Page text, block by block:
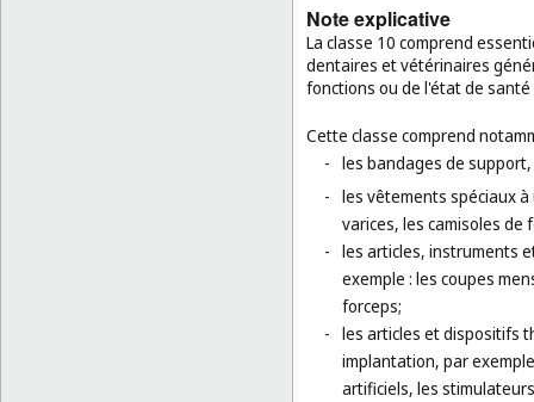
Note explicative
La classe 10 comprend
dentaires et vétérinaires
fonctions ou de l'état de
Cette classe comprend
- les bandages de
- les vêtements spéciaux
varices, les camisoles de
- les articles, instruments
exemple : les coupes
forceps;
- les articles et dispositifs
implantation, par
artificiels, les